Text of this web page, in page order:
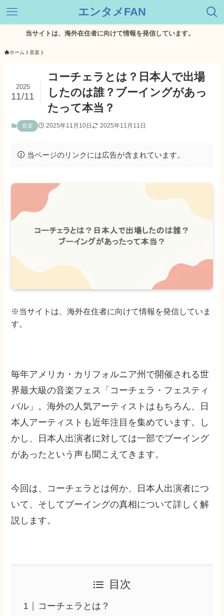
エンタメFAN
イトは、海外在住者に向けて情報を発信しています。
ホーム 音楽
コーチェラとは？日本人で出場
したのは誰？ブーイングがあっ
たって本当？
2025
11/11
音楽 2025年11月10日 2025年11月11日
当ページのリンクには広告が含まれています。
※当サイトは、海外在住者に向けて情報を発信していま
す。
毎年アメリカ・カリフォルニア州で開催される世
界最大級の音楽フェス「コーチェラ・フェスティ
バル」。海外の人気アーティストはもちろん、日
本人アーティストも近年注目を集めています。し
かし、日本人出演者に対しては一部でブーイング
があったという声も聞こえてきます。
今回は、コーチェラとは何か、日本人出演者につ
いて、そしてブーイングの真相について詳しく解
説します。
目次
コーチェラとは？